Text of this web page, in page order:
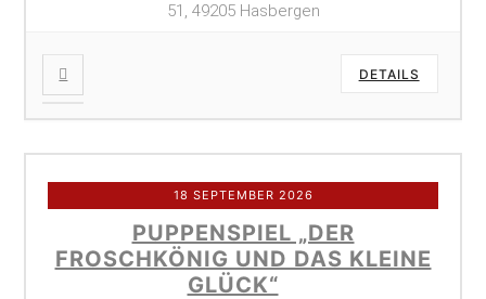
51, 49205 Hasbergen
DETAILS
18 SEPTEMBER 2026
PUPPENSPIEL „DER
FROSCHKÖNIG UND DAS KLEINE
GLÜCK“